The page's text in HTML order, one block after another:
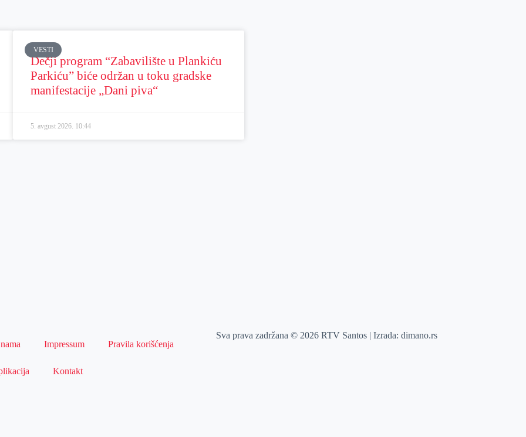
VESTI
Dečji program “Zabavilište u Plankiću
Parkiću” biće održan u toku gradske
manifestacije „Dani piva“
5. avgust 2026. 10:44
Impressum Pravila korišćenja
Kontakt
Sva prava zadržana © 2026 RTV Santos | Izrada:dimano.rs